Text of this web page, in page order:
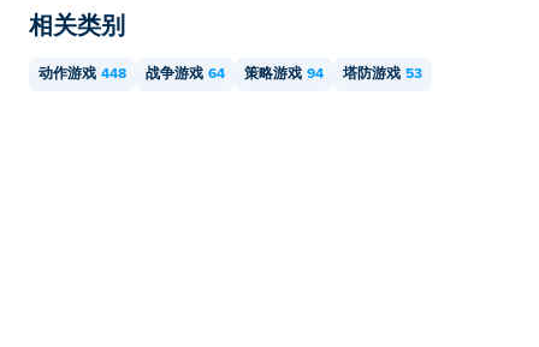
相关类别
动作游戏 448 战争游戏 64 策略游戏 94 塔防游戏 53